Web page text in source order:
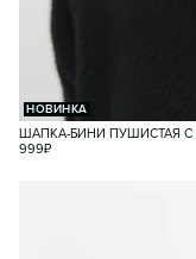
НОВИНКА
ШАПКА-БИНИ ПУШИСТАЯ
999₽